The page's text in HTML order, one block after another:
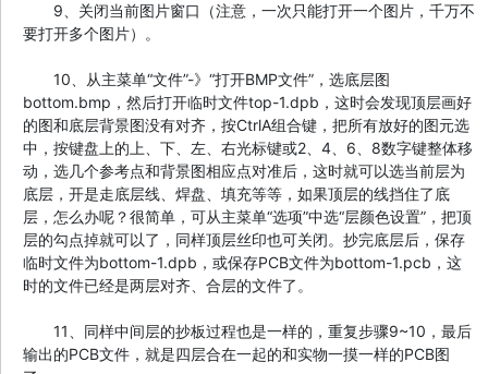
9、关闭当前图片窗口（注意，一次只能打开一个图片，千万不
要打开多个图片）。
10、从主菜单“文件”-》“打开BMP文件”，选底层图
bottom.bmp，然后打开临时文件top-1.dpb，这时会发现顶层画好
的图和底层背景图没有对齐，按CtrlA组合键，把所有放好的图元选
中，按键盘上的上、下、左、右光标键或2、4、6、8数字键整体移
动，选几个参考点和背景图相应点对准后，这时就可以选当前层为
底层，开是走底层线、焊盘、填充等等，如果顶层的线挡住了底
层，怎么办呢？很简单，可从主菜单“选项”中选“层颜色设置”，把顶
层的勾点掉就可以了，同样顶层丝印也可关闭。抄完底层后，保存
临时文件为bottom-1.dpb，或保存PCB文件为bottom-1.pcb，这
时的文件已经是两层对齐、合层的文件了。
11、同样中间层的抄板过程也是一样的，重复步骤9~10，最后
输出的PCB文件，就是四层合在一起的和实物一摸一样的PCB图